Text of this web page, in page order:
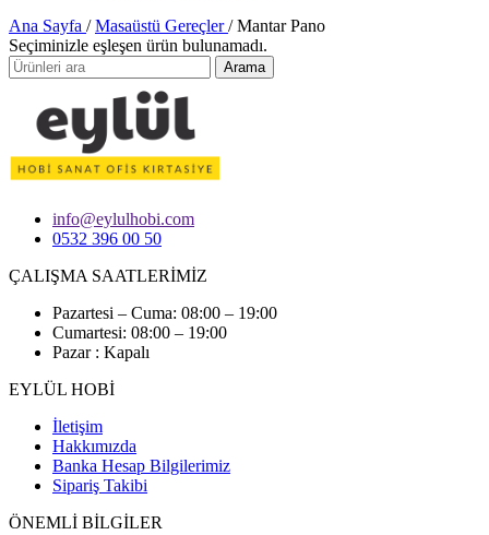
Ana Sayfa / Masaüstü Gereçler/ Mantar Pano
Seçiminizle eşleşen ürün bulunamadı.
Arama
info@eylulhobi.com
0532 396 00 50
ÇALIŞMA SAATLERİMİZ
Pazartesi – Cuma: 08:00 – 19:00
Cumartesi: 08:00 – 19:00
Pazar : Kapalı
EYLÜL HOBİ
İletişim
Hakkımızda
Banka Hesap Bilgilerimiz
Sipariş Takibi
ÖNEMLİ BİLGİLER